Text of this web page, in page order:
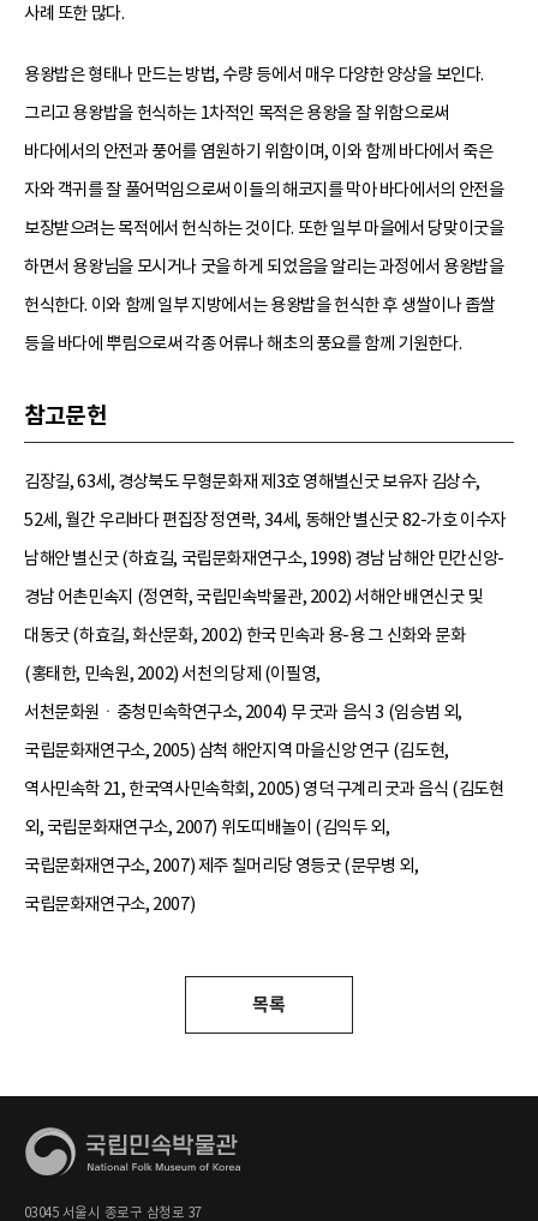
사례 또한 많다.
용왕밥은 형태나 만드는 방법, 수량 등에서 매우 다양한 양상을 보인다.
그리고 용왕밥을 헌식하는 1차적인 목적은 용왕을 잘 위함으로써
바다에서의 안전과 풍어를 염원하기 위함이며, 이와 함께 바다에서 죽은
자와 객귀를 잘 풀어먹임으로써 이들의 해코지를 막아 바다에서의 안전을
보장받으려는 목적에서 헌식하는 것이다. 또한 일부 마을에서 당맞이굿을
하면서 용왕님을 모시거나 굿을 하게 되었음을 알리는 과정에서 용왕밥을
헌식한다. 이와 함께 일부 지방에서는 용왕밥을 헌식한 후 생쌀이나 좁쌀
등을 바다에 뿌림으로써 각종 어류나 해초의 풍요를 함께 기원한다.
참고문헌
김장길, 63세, 경상북도 무형문화재 제3호 영해별신굿 보유자 김상수,
52세, 월간 우리바다 편집장 정연락, 34세, 동해안 별신굿 82-가호 이수자
남해안 별신굿 (하효길, 국립문화재연구소, 1998) 경남 남해안 민간신앙-
경남 어촌민속지 (정연학, 국립민속박물관, 2002) 서해안 배연신굿 및
대동굿 (하효길, 화산문화, 2002) 한국 민속과 용-용 그 신화와 문화
(홍태한, 민속원, 2002) 서천의 당제 (이필영,
서천문화원ㆍ충청민속학연구소, 2004) 무 굿과 음식 3 (임승범 외,
국립문화재연구소, 2005) 삼척 해안지역 마을신앙 연구 (김도현,
역사민속학 21, 한국역사민속학회, 2005) 영덕 구계리 굿과 음식 (김도현
외, 국립문화재연구소, 2007) 위도띠배놀이 (김익두 외,
국립문화재연구소, 2007) 제주 칠머리당 영등굿 (문무병 외,
국립문화재연구소, 2007)
목록
03045 서울시 종로구 삼청로 37